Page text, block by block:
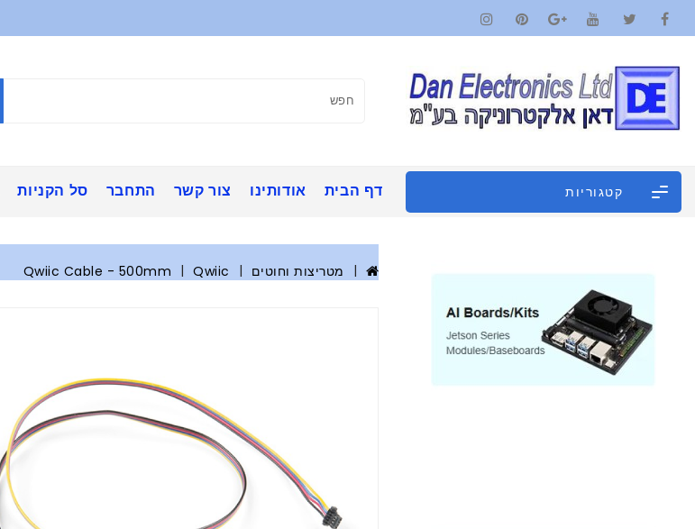
קטגוריות דף הבית אודותינו צור קשר התחבר סל הקניות
מטריצות וחוטים Qwiic
Qwiic Cable - 500mm